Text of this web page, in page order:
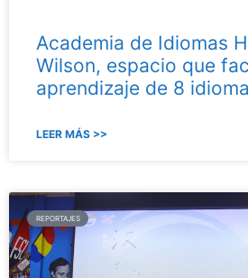
Academia de Idiomas
Wilson, espacio que
aprendizaje de 8
LEER MÁS >>
REPORTAJES